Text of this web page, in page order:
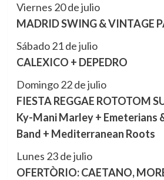
Viernes 20 de julio
MADRID SWING & VINTAGE
Sábado 21 de julio
CALEXICO + DEPEDRO
Domingo 22 de julio
FIESTA REGGAE ROTOTOM
Ky-Mani Marley + Emeterians
Band + Mediterranean Roots
Lunes 23 de julio
OFERTÒRIO: CAETANO,